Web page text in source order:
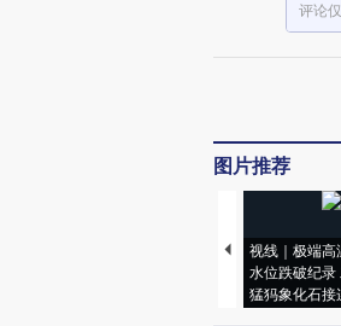
评论
图片推荐
视线｜极端高
水位跌破纪录
猛犸象化石接